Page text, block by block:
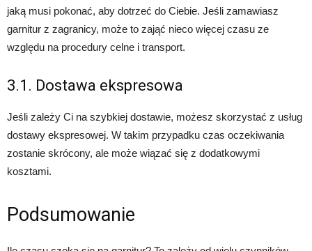
jaką musi pokonać, aby dotrzeć do Ciebie. Jeśli zamawiasz
garnitur z zagranicy, może to zająć nieco więcej czasu ze
względu na procedury celne i transport.
3.1. Dostawa ekspresowa
Jeśli zależy Ci na szybkiej dostawie, możesz skorzystać z usług
dostawy ekspresowej. W takim przypadku czas oczekiwania
zostanie skrócony, ale może wiązać się z dodatkowymi
kosztami.
Podsumowanie